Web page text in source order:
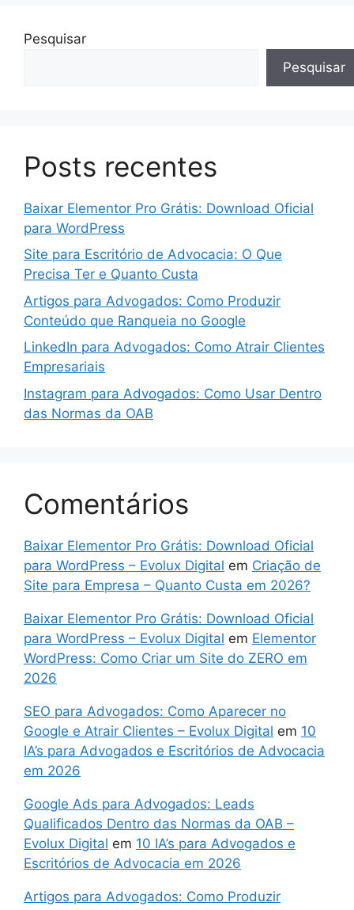
Pesquisar
Pesquisar
Posts recentes
Baixar Elementor Pro Grátis: Download Oficial
para WordPress
Site para Escritório de Advocacia: O Que
Precisa Ter e Quanto Custa
Artigos para Advogados: Como Produzir
Conteúdo que Ranqueia no Google
LinkedIn para Advogados: Como Atrair Clientes
Empresariais
Instagram para Advogados: Como Usar Dentro
das Normas da OAB
Comentários
Baixar Elementor Pro Grátis: Download Oficial
para WordPress – Evolux Digital em Criação de
Site para Empresa – Quanto Custa em 2026?
Baixar Elementor Pro Grátis: Download Oficial
para WordPress – Evolux Digital em Elementor
WordPress: Como Criar um Site do ZERO em
2026
SEO para Advogados: Como Aparecer no
Google e Atrair Clientes – Evolux Digital em 10
IA’s para Advogados e Escritórios de Advocacia
em 2026
Google Ads para Advogados: Leads
Qualificados Dentro das Normas da OAB –
Evolux Digital em 10 IA’s para Advogados e
Escritórios de Advocacia em 2026
Artigos para Advogados: Como Produzir